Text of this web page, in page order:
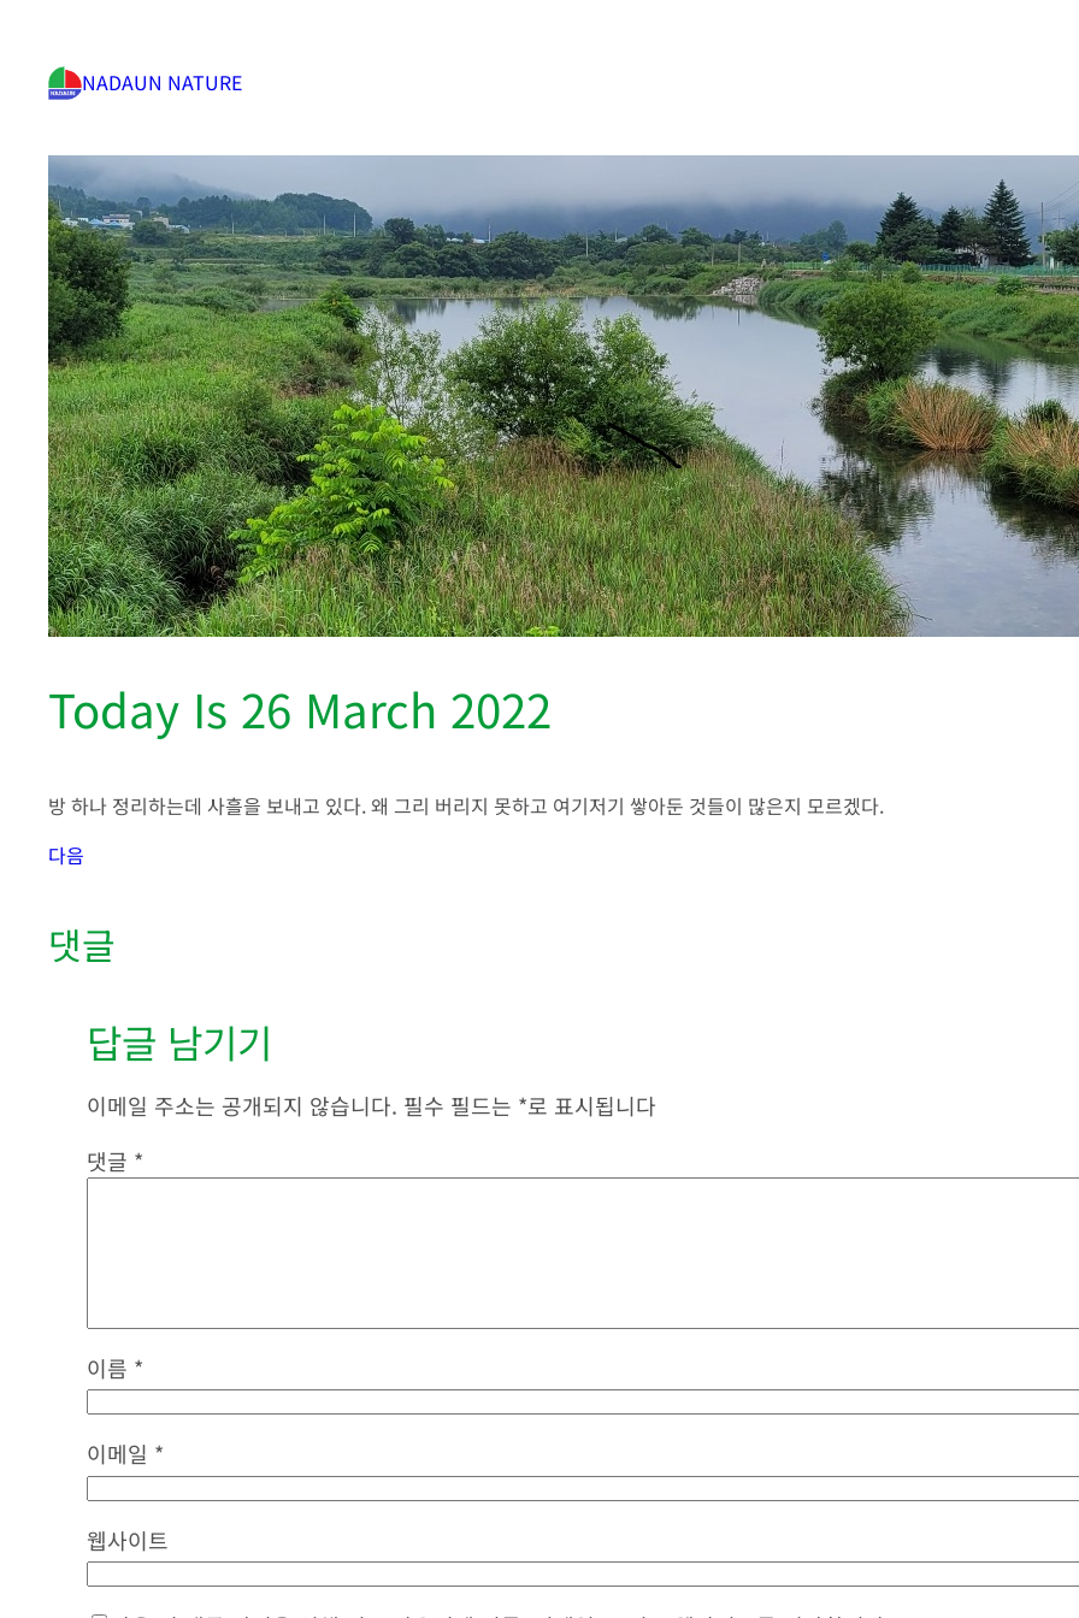
NADAUN NATURE
Today Is 26 March 2022
방 하나 정리하는데 사흘을 보내고 있다. 왜 그리 버리지 못하고 여기저기 쌓아둔 것들이 많은지 모르겠다.
다음
댓글
답글 남기기
이메일 주소는 공개되지 않습니다. 필수 필드는 *로 표시됩니다
댓글 *
이름 *
이메일 *
웹사이트